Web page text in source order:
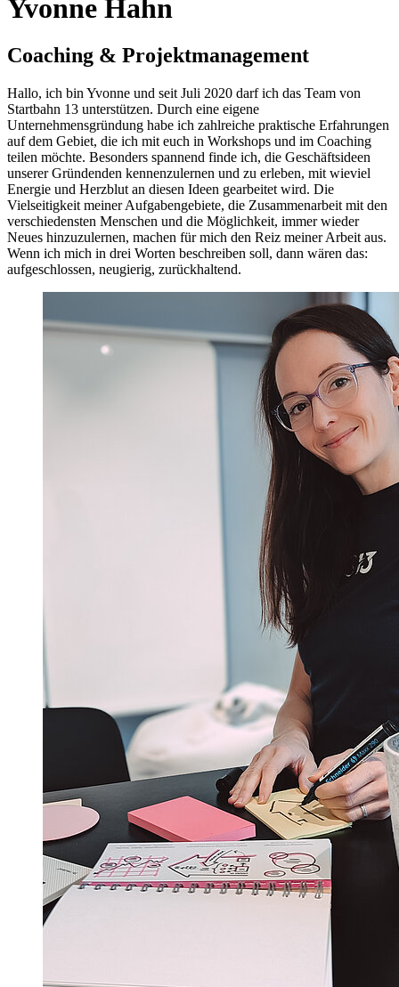
Yvonne Hahn
Coaching & Projektmanagement
Hallo, ich bin Yvonne und seit Juli 2020 darf ich das Team von
Startbahn 13 unterstützen. Durch eine eigene
Unternehmensgründung habe ich zahlreiche praktische Erfahrungen
auf dem Gebiet, die ich mit euch in Workshops und im Coaching
teilen möchte. Besonders spannend finde ich, die Geschäftsideen
unserer Gründenden kennenzulernen und zu erleben, mit wieviel
Energie und Herzblut an diesen Ideen gearbeitet wird. Die
Vielseitigkeit meiner Aufgabengebiete, die Zusammenarbeit mit den
verschiedensten Menschen und die Möglichkeit, immer wieder
Neues hinzuzulernen, machen für mich den Reiz meiner Arbeit aus.
Wenn ich mich in drei Worten beschreiben soll, dann wären das:
aufgeschlossen, neugierig, zurückhaltend.